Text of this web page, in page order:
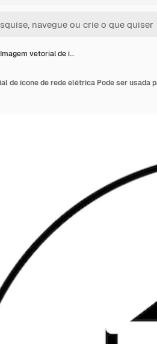
Imagem vetorial de í…